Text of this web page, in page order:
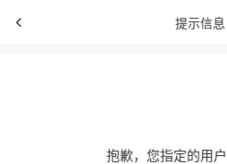
提示信息
抱歉，您指定的用